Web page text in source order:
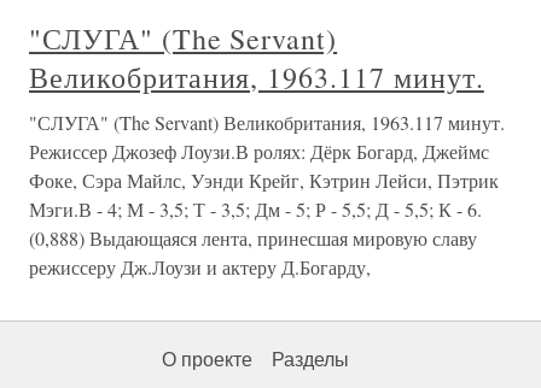
"СЛУГА" (The Servant)
Великобритания, 1963.117 минут.
"СЛУГА" (The Servant) Великобритания, 1963.117 минут.
Режиссер Джозеф Лоузи.В ролях: Дёрк Богард, Джеймс
Фоке, Сэра Майлс, Уэнди Крейг, Кэтрин Лейси, Пэтрик
Мэги.В - 4; М - 3,5; Т - 3,5; Дм - 5; Р - 5,5; Д - 5,5; К - 6.
(0,888) Выдающаяся лента, принесшая мировую славу
режиссеру Дж.Лоузи и актеру Д.Богарду,
О проекте Разделы